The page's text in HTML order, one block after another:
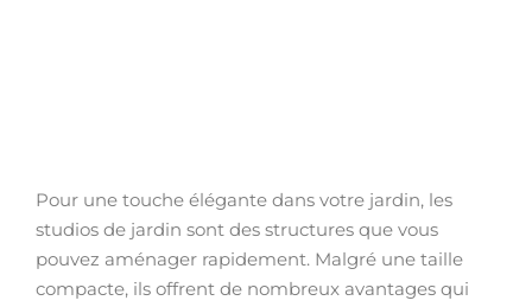
Pour une touche élégante dans votre jardin, les
studios de jardin sont des structures que vous
pouvez aménager rapidement. Malgré une taille
compacte, ils offrent de nombreux avantages qui